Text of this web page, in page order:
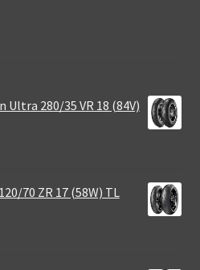
Ultra 280/35 VR 18 (84V)
70 ZR 17 (58W) TL